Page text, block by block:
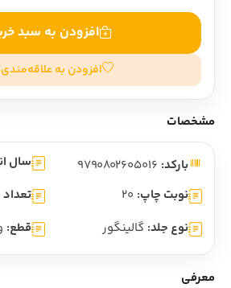
افزودن به سبد
افزودن به
مشخصات
بارکد: سال
نوبت چاپ: 20
نوع جلد: گالینگور قطع:
معرفی